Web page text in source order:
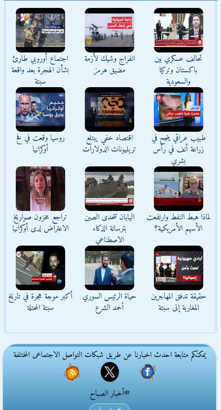
تحالف عسكري بين
باكستان وتركيا
والسعودية
انفراج وشيك لأزمة
مضيق هرمز
اجتماع أوروبي طارئ
بشأن الهجرة بعد واقعة
سبتة
طبيب عراقي ينجح في
زراعة أنف في رأس
بشري
اقتصاد خفي يبتلع
تريليونات الدولارات
روسيا وقعت في فخ
أوكرانيا
لماذا هبط النفط وارتفعت
الأسهم الأمريكية؟
اليابان تتحدى الصين
بترسانة الذكاء
الاصطناعي
تراجع مخزون صواريخ
الاعتراض لدى أوكرانيا
حقيقة تدفق المهاجرين
المغاربة إلى سبتة
حياة الرئيس السوري
أحمد الشرع
أكبر موجة هجرة في تاريخ
سبتة المحتلة
يمكنكم متابعة احدث اخبارنا عن طريق شبكات التواصل الاجتماعى المختلفة
®أخبار الصباح